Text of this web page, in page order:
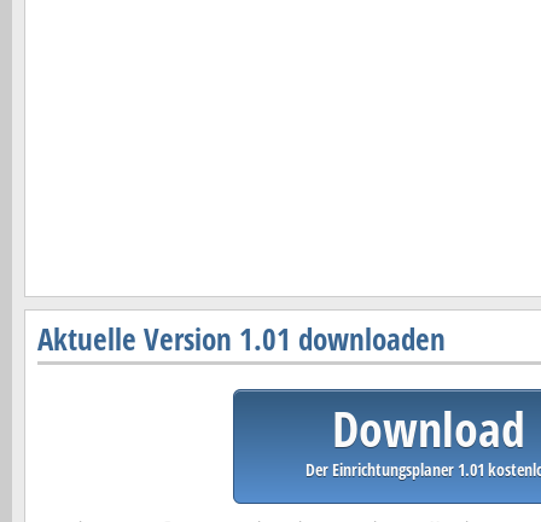
Aktuelle Version 1.01 downloaden
Download
Der Einrichtungsplaner 1.01